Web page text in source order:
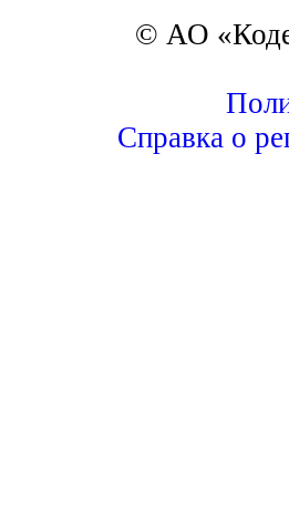
© АО
Справка о